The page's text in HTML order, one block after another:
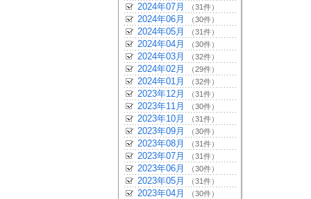
2024年07月 （31件）
2024年06月 （30件）
2024年05月 （31件）
2024年04月 （30件）
2024年03月 （32件）
2024年02月 （29件）
2024年01月 （32件）
2023年12月 （31件）
2023年11月 （30件）
2023年10月 （31件）
2023年09月 （30件）
2023年08月 （31件）
2023年07月 （31件）
2023年06月 （30件）
2023年05月 （31件）
2023年04月 （30件）